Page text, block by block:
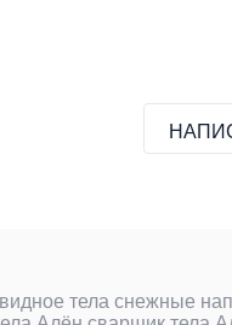
тела снежные